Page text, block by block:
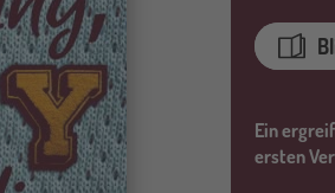
Ein
ersten